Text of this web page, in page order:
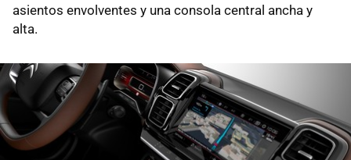
asientos envolventes y una consola central ancha y
alta.